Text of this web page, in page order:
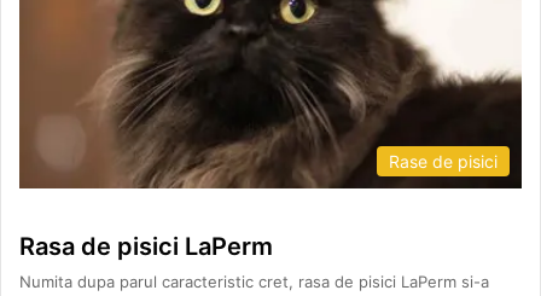
Rase de pisici
Rasa de pisici LaPerm
Numita dupa parul caracteristic cret, rasa de pisici LaPerm si-a